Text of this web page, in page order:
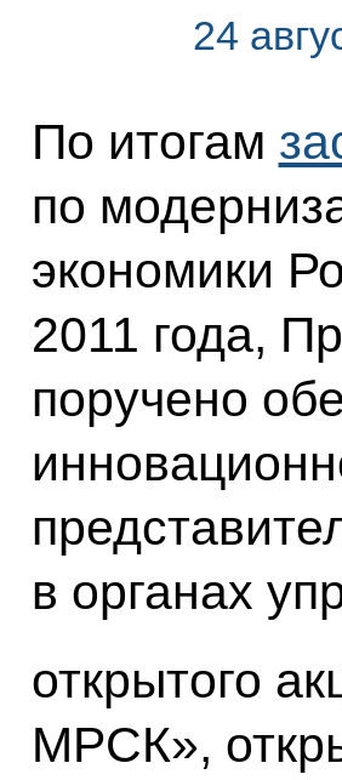
24
По итогам
по
экономики
2011 года,
поручено
в органах
открытого
МРСК»,